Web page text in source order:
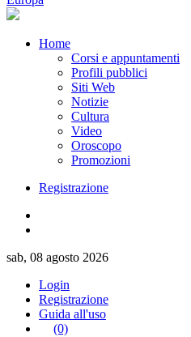
Home
Corsi e appuntamenti
Profili pubblici
Siti Web
Notizie
Cultura
Video
Oroscopo
Promozioni
Registrazione
sab, 08 agosto 2026
Login
Registrazione
Guida all'uso
(0)